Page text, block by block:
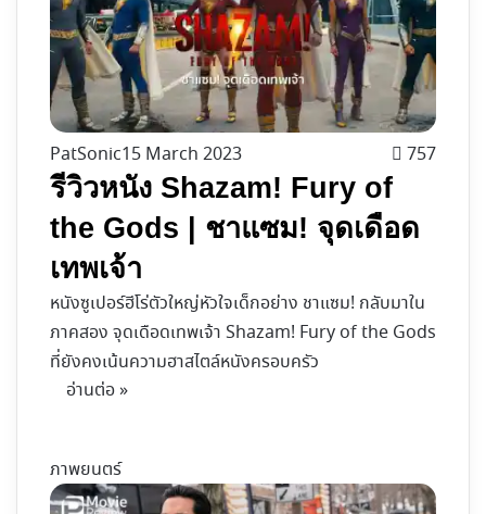
PatSonic15 March 2023 757
รีวิวหนัง Shazam! Fury of
the Gods | ชาแซม! จุดเดือด
เทพเจ้า
หนังซูเปอร์ฮีโร่ตัวใหญ่หัวใจเด็กอย่าง ชาแซม! กลับมาใน
ภาคสอง จุดเดือดเทพเจ้า Shazam! Fury of the Gods
ที่ยังคงเน้นความฮาสไตล์หนังครอบครัว
อ่านต่อ »
ภาพยนตร์